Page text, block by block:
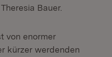
Bauer.
von enormer
kürzer werdenden